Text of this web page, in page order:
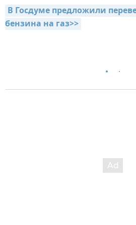
В Госдуме предложили
бензина на газ>>